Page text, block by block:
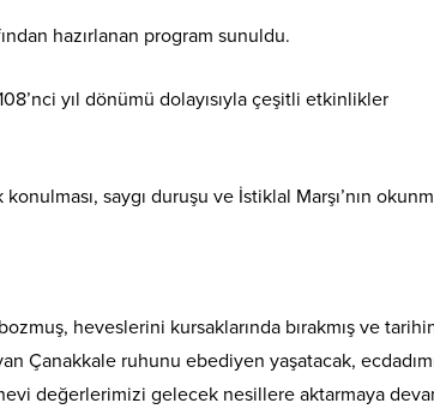
hazırlanan program sunuldu.
yıl dönümü dolayısıyla çeşitli etkinlikler
saygı duruşu ve İstiklal Marşı’nın
heveslerini kursaklarında bırakmış ve
Çanakkale ruhunu ebediyen yaşatacak,
değerlerimizi gelecek nesillere aktarmaya